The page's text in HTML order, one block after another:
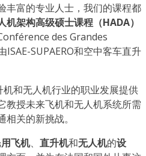
丰富的专业人士，我们的课程都
机架构高级硕士课程（HADA）
des Grandes
ISAE-SUPAERO和空中客车直升
和无人机行业的职业发展提供
教授未来飞机和无人机系统所需
关的新挑战。
飞机、 直升机和无人机的设